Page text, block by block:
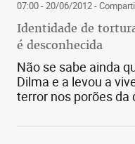
07:00 - 20/06/2012-
Identidade de
é desconhecida
Não se sabe ainda
Dilma e a levou a
terror nos porões da